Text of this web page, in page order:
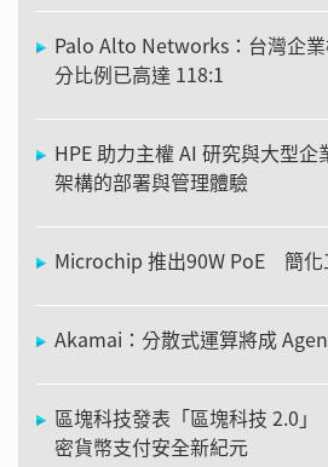
Palo Alto Networks：台灣企
分比例已高達 118:1
HPE 助力主權 AI 研究與大型
架構的部署與管理體驗
Microchip 推出90W PoE 簡化
Akamai：分散式運算將成
區塊科技發表「區塊科技 2.0
密貨幣支付安全新紀元